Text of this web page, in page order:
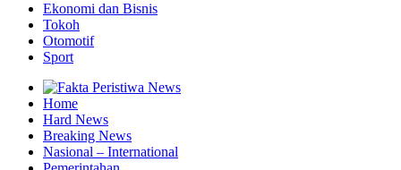
Ekonomi dan Bisnis
Tokoh
Otomotif
Sport
Home
Hard News
Breaking News
Nasional – International